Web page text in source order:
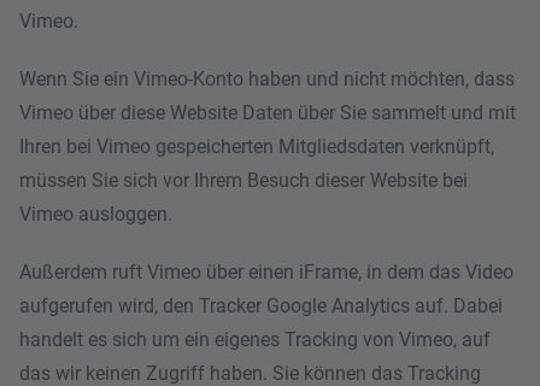
Vimeo.
Wenn Sie ein Vimeo-Konto haben und nicht möchten, dass
Vimeo über diese Website Daten über Sie sammelt und mit
Ihren bei Vimeo gespeicherten Mitgliedsdaten verknüpft,
müssen Sie sich vor Ihrem Besuch dieser Website bei
Vimeo ausloggen.
Außerdem ruft Vimeo über einen iFrame, in dem das Video
aufgerufen wird, den Tracker Google Analytics auf. Dabei
handelt es sich um ein eigenes Tracking von Vimeo, auf
das wir keinen Zugriff haben. Sie können das Tracking